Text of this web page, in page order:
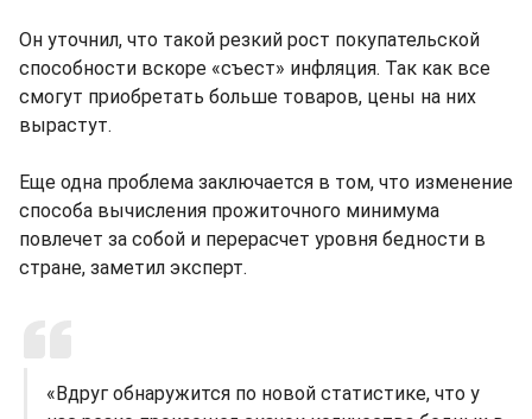
Он уточнил, что такой резкий рост покупательской
способности вскоре «съест» инфляция. Так как все
смогут приобретать больше товаров, цены на них
вырастут.
Еще одна проблема заключается в том, что изменение
способа вычисления прожиточного минимума
повлечет за собой и перерасчет уровня бедности в
стране, заметил эксперт.
«Вдруг обнаружится по новой статистике, что у